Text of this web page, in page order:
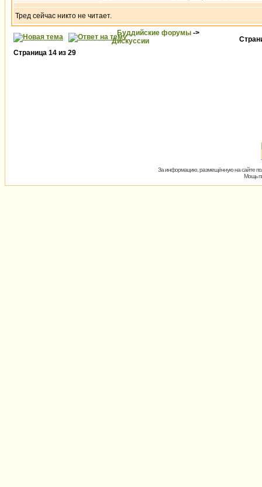
Тред сейчас никто не читает.
Буддийские форумы ->
Дискуссии
Страница 14 из 29
За информацию, размещённую на сайте
Мощь